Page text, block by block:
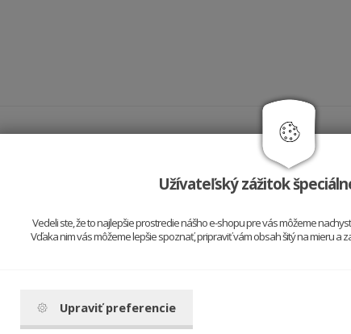
Hodí sa k sebe
Užívateľský zážitok
Vedeli ste, že to najlepšie prostredie nášho e-shopu pre vás môžeme
Vďaka nim vás môžeme lepšie spoznať, pripraviť vám obsah šitý na mieru a
Upraviť preferencie